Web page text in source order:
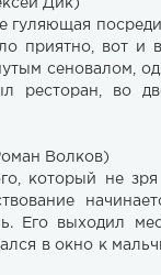
Дик)
гуляющая
приятно, вот и
сеновалом,
ресторан, во
Волков)
который не
Его выходил
в окно к